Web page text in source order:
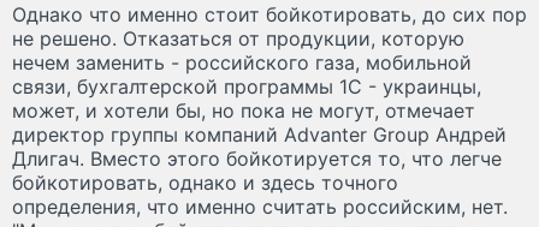
Однако что именно стоит бойкотировать, до сих пор
не решено. Отказаться от продукции, которую
нечем заменить - российского газа, мобильной
связи, бухгалтерской программы 1С - украинцы,
может, и хотели бы, но пока не могут, отмечает
директор группы компаний Advanter Group Андрей
Длигач. Вместо этого бойкотируется то, что легче
бойкотировать, однако и здесь точного
определения, что именно считать российским, нет.